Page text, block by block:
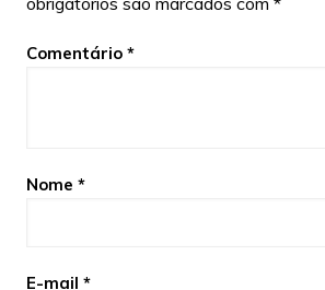
Comentário *
Nome *
E-mail *